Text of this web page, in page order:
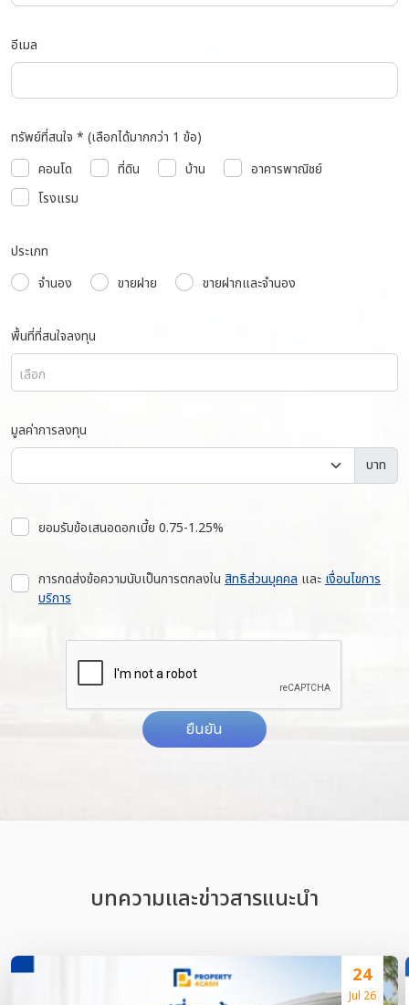
อีเมล
ทรัพย์ที่สนใจ * (เลือกได้มากกว่า 1 ข้อ)
คอนโด
ที่ดิน บ้าน
อาคารพาณิชย์
โรงแรม
ประเภท
จำนอง
ขายฝาย ขายฝากและจำนอง
พื้นที่ที่สนใจลงทุน
เลือก
มูลค่าการลงทุน
บาท
ยอมรับข้อเสนอดอกเบี้ย 0.75-1.25%
การกดส่งข้อความนับเป็นการตกลงใน สิทธิส่วนบุคคล และ เงื่อนไขการ
บริการ
ยืนยัน
บทความเเละข่าวสารแนะนำ
24
Jul 26